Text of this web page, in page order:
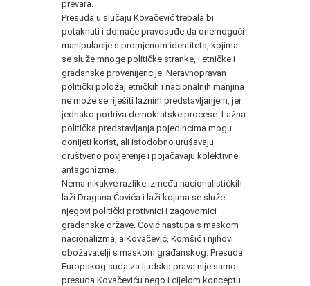
prevara.
Presuda u slučaju Kovačević trebala bi
potaknuti i domaće pravosuđe da onemogući
manipulacije s promjenom identiteta, kojima
se služe mnoge političke stranke, i etničke i
građanske provenijencije. Neravnopravan
politički položaj etničkih i nacionalnih manjina
ne može se riješiti lažnim predstavljanjem, jer
jednako podriva demokratske procese. Lažna
politička predstavljanja pojedincima mogu
donijeti korist, ali istodobno urušavaju
društveno povjerenje i pojačavaju kolektivne
antagonizme.
Nema nikakve razlike između nacionalističkih
laži Dragana Čovića i laži kojima se služe
njegovi politički protivnici i zagovornici
građanske države. Čović nastupa s maskom
nacionalizma, a Kovačević, Komšić i njihovi
obožavatelji s maskom građanskog. Presuda
Europskog suda za ljudska prava nije samo
presuda Kovačeviću nego i cijelom konceptu